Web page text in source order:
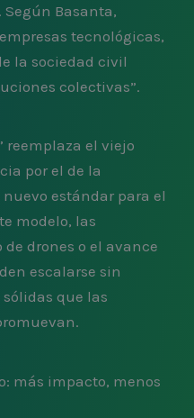
Basanta,
tecnológicas,
la sociedad civil
colectivas”.
reemplaza el viejo
por el de la
estándar para el
modelo, las
drones o el avance
escalarse sin
que las
más impacto, menos